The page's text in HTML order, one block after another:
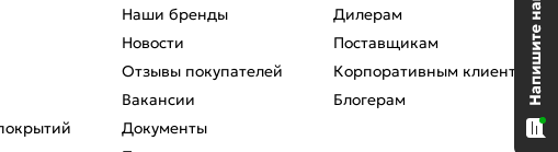
Наши бренды
Новости
Отзывы покупателей
Вакансии
Документы
Дилерам
Поставщикам
Корпоративным клиентам
Блогерам